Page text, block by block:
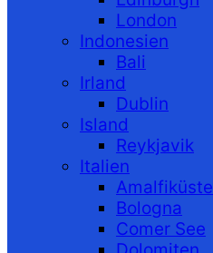
London
Indonesien
Bali
Irland
Dublin
Island
Reykjavik
Italien
Amalfiküste
Bologna
Comer See